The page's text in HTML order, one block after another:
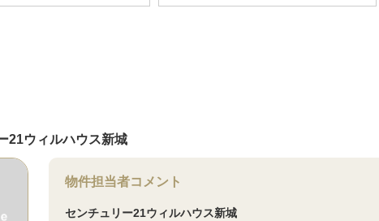
21ウィルハウス新城
物件担当者コメント
センチュリー21ウィルハウス新城